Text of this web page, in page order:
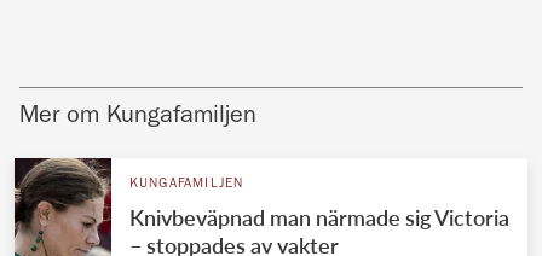
Mer om Kungafamiljen
KUNGAFAMILJEN
Knivbeväpnad man närmade sig Victoria
– stoppades av vakter